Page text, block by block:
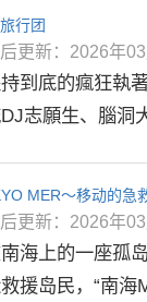
行团
更新：2026年03
到底的瘋狂執
志願生、腦洞
MER～移动的急
更新：2026年03
海上的一座孤
援岛民，“南海